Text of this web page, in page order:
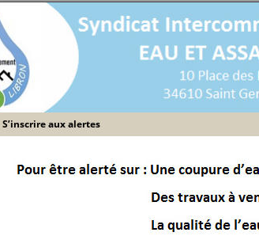
S’inscrire aux alertes